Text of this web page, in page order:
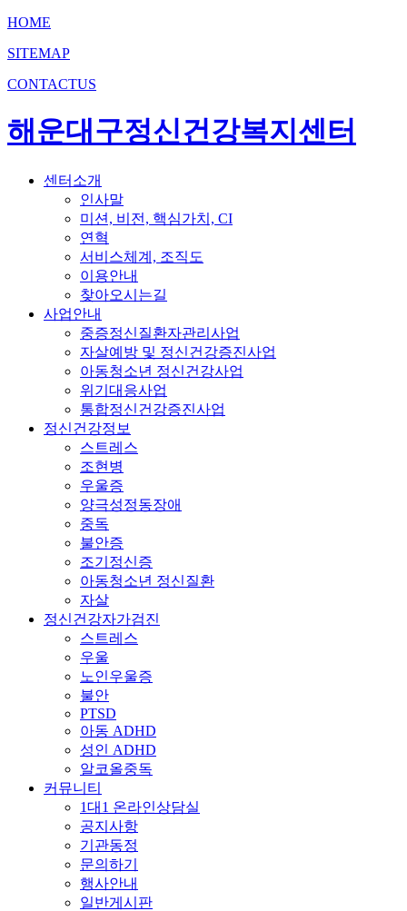
HOME
SITEMAP
CONTACTUS
해운대구정신건강복지센터
센터소개
인사말
미션, 비전, 핵심가치, CI
연혁
서비스체계, 조직도
이용안내
찾아오시는길
사업안내
중증정신질환자관리사업
자살예방 및 정신건강증진사업
아동청소년 정신건강사업
위기대응사업
통합정신건강증진사업
정신건강정보
스트레스
조현병
우울증
양극성정동장애
중독
불안증
조기정신증
아동청소년 정신질환
자살
정신건강자가검진
스트레스
우울
노인우울증
불안
PTSD
아동 ADHD
성인 ADHD
알코올중독
커뮤니티
1대1 온라인상담실
공지사항
기관동정
문의하기
행사안내
일반게시판